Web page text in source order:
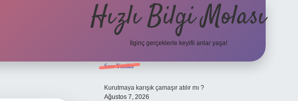
Hızlı Bilgi Molası
İlginç gerçeklerle keyifli anlar yaşa!
Sidebar
Son Yazılar
Kurutmaya karışık çamaşır atılır mı ?
Ağustos 7, 2026